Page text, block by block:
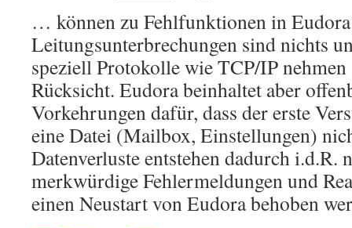
… können zu Fehlfunktionen in
Leitungsunterbrechungen sind nichts
speziell Protokolle wie TCP/IP
Rücksicht. Eudora beinhaltet aber
Vorkehrungen dafür, dass der erste
eine Datei (Mailbox, Einstellungen)
Datenverluste entstehen dadurch i.d.R.
merkwürdige Fehlermeldungen und
einen Neustart von Eudora behoben